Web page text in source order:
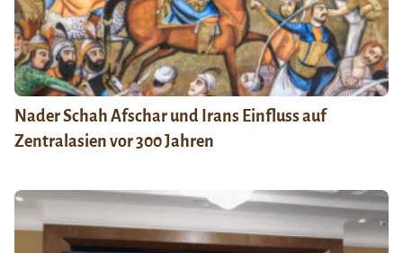
Nader Schah Afschar und Irans Einfluss auf
Zentralasien vor 300 Jahren